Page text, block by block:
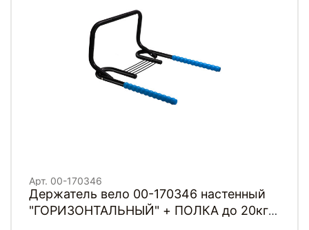
Арт. 00-170346
Держатель вело 00-170346 настенный
"ГОРИЗОНТАЛЬНЫЙ" + ПОЛКА до 20кг